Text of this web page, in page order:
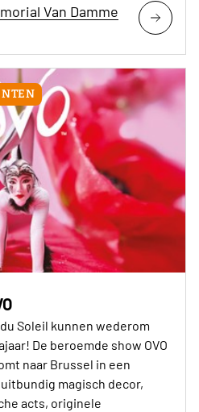
Van Damme
Soleil kunnen wederom
De beroemde show OVO
naar Brussel in een
magisch decor,
acts, originele